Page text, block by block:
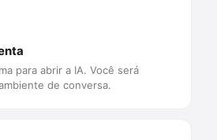
para abrir a IA. Você será
de conversa.